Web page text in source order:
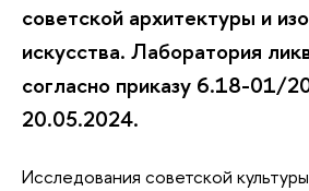
советской архитектуры и
искусства. Лаборатория
согласно приказу 6.18-01/
20.05.2024.
Исследования советской